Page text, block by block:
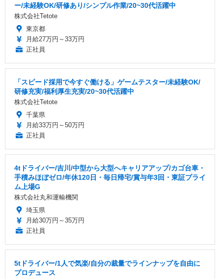
ー/未経験OK/研修あり/シンプル作業/20~30代活躍中
株式会社Tetote
東京都
月給27万円～33万円
正社員
「スピード採用で今すぐ働ける」ゲームテスター/未経験OK/
研修充実/福利厚生充実/20~30代活躍中
株式会社Tetote
千葉県
月給33万円～50万円
正社員
4tドライバー/吉川/中型から大型へキャリアアップ/カゴ台車・
手積みほぼゼロ/年休120日・毎日帰宅/賞与年3回・東証プライ
ム上場G
株式会社丸和運輸機関
埼玉県
月給30万円～35万円
正社員
5tドライバー/1人で気楽/自分の裁量でラインナップを自由に
プロデュース